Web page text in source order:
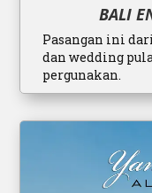
BALI
Pasangan ini
dan wedding
pergunakan.